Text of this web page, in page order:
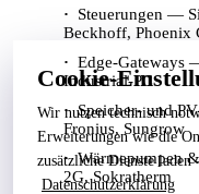
Steuerungen —
Beckhoff, Phoenix
Edge-Gateways
Industrial-PC
Speicher- und
Fronius, Sungrow
Wärmepumpen
2G, Sokratherm
Cookie-
Wir nutzen technisch
Erweiterungen wie die
zusätzliche Dienste
Datenschutzerklärung